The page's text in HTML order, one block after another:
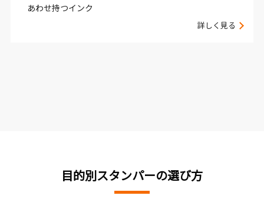
あわせ持つインク
詳しく見る
目的別スタンパーの選び方